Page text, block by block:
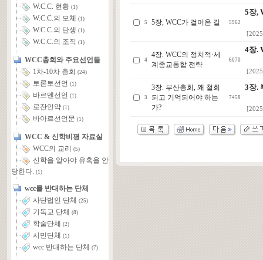
W.C.C. 현황 (1)
W.C.C.의 모체 (1)
W.C.C.의 탄생 (1)
W.C.C.의 조직 (1)
WCC총회와 주요선언들
1차-10차 총회 (24)
토론토선언 (1)
바르멘선언 (1)
로잔언약 (1)
바아르선언문 (1)
WCC & 신학비평 자료실
WCC의 교리
(5)
신학을 알아야 유혹을 안
당한다. (1)
wcc를 반대하는 단체
사단법인 단체
(25)
기독교 단체 (8)
학술단체 (2)
시민단체 (1)
wcc 반대하는 단체 (7)
5 5장, WCC가 걸어온 길 5962
5장,
4
4장. WCC의 정치적·세
계종교통합 전략
6070
4장.
3
3장. 부산총회, 왜 철회
되고 기억되어야 하는
가?
7458
3장.